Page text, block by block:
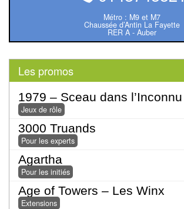
Jeux
de
société
Jeux
de
cartes
à
Collectionner
(TCG)
Métro : M9 et M7
Chaussée d’Antin La Fayette
RER A - Auber
Les promos
1979 – Sceau dans l’Inconnu
Jeux de rôle
3000 Truands
Pour les experts
Agartha
Pour les initiés
Age of Towers – Les Winx
Extensions